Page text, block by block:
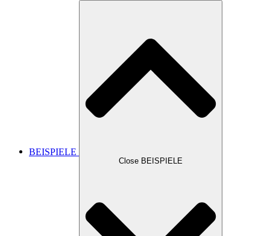
BEISPIELE
Close BEISPIELE